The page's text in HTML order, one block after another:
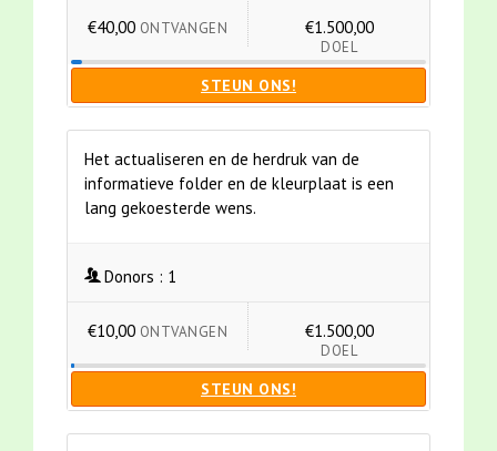
€40,00 ONTVANGEN €1.500,00
DOEL
STEUN ONS!
Het actualiseren en de herdruk van de
informatieve folder en de kleurplaat is een
lang gekoesterde wens.
Donors : 1
€10,00 ONTVANGEN €1.500,00
DOEL
STEUN ONS!